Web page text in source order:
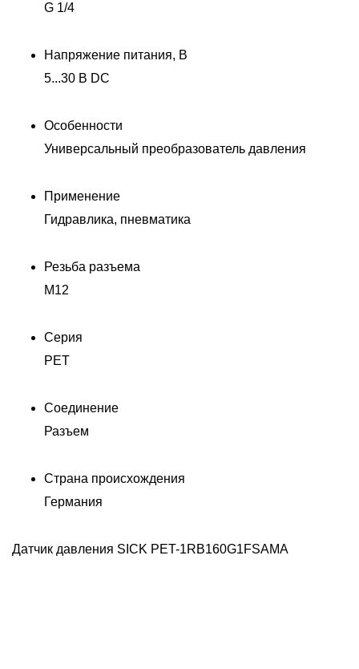
G 1/4
Напряжение питания, В
5...30 В DC
Особенности
Универсальный преобразователь давления
Применение
Гидравлика, пневматика
Резьба разъема
M12
Серия
PET
Соединение
Разъем
Страна происхождения
Германия
Датчик давления SICK PET-1RB160G1FSAMA